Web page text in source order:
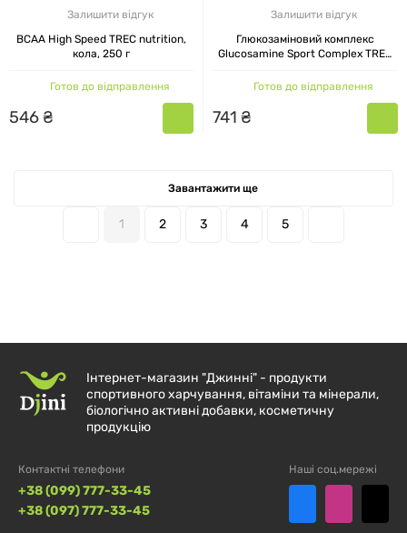
Залишити відгук
BCAA High Speed TREC nutrition,
кола, 250 г
Готов до відправлення
546₴
Залишити відгук
Глюкозаміновий комплекс
Glucosamine Sport Complex TREC
Готов до відправлення
741 ₴
1 2 3 4 5
Завантажити ще
Інтернет-магазин "Джинні" - продукти
спортивного харчування, вітаміни та мінерали,
біологічно активні добавки, косметичну
продукцію
Контактні телефони
+38 (099) 777-33-45
+38 (097) 777-33-45
Наші соц.мережі